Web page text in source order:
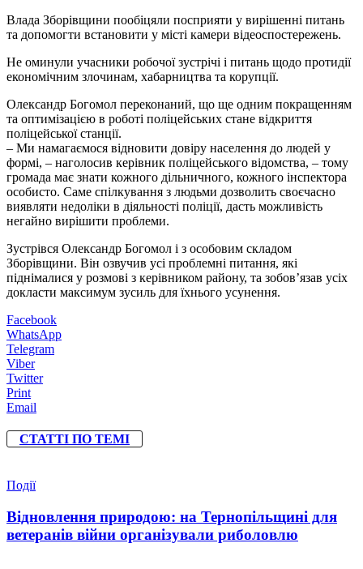
Влада Зборівщини пообіцяли посприяти у вирішенні питань
та допомогти встановити у місті камери відеоспостережень.
Не оминули учасники робочої зустрічі і питань щодо протидії
економічним злочинам, хабарництва та корупції.
Олександр Богомол переконаний, що ще одним покращенням
та оптимізацією в роботі поліцейських стане відкриття
поліцейської станції.
– Ми намагаємося відновити довіру населення до людей у
формі, – наголосив керівник поліцейського відомства, – тому
громада має знати кожного дільничного, кожного інспектора
особисто. Саме спілкування з людьми дозволить своєчасно
виявляти недоліки в діяльності поліції, дасть можливість
негайно вирішити проблеми.
Зустрівся Олександр Богомол і з особовим складом
Зборівщини. Він озвучив усі проблемні питання, які
піднімалися у розмові з керівником району, та зобов’язав усіх
докласти максимум зусиль для їхнього усунення.
Facebook
WhatsApp
Telegram
Viber
Twitter
Print
Email
СТАТТІ ПО ТЕМІ
Події
Відновлення природою: на Тернопільщині для
ветеранів війни організували риболовлю